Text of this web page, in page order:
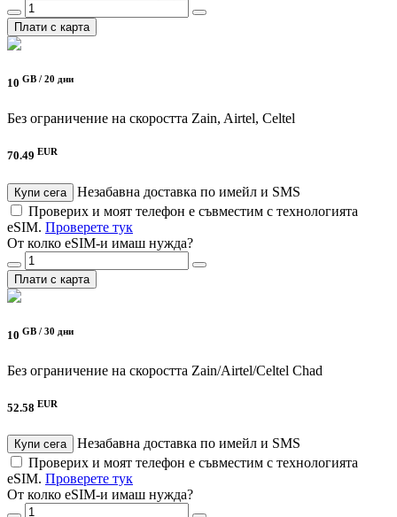
Плати с карта
10 GB / 20 дни
Без ограничение на скоростта Zain, Airtel, Celtel
70.49 EUR
Купи сега
Незабавна доставка по имейл и SMS
Проверих и моят телефон е съвместим с технологията
eSIM. Проверете тук
От колко eSIM-и имаш нужда?
Плати с карта
10 GB / 30 дни
Без ограничение на скоростта Zain/Airtel/Celtel Chad
52.58 EUR
Купи сега
Незабавна доставка по имейл и SMS
Проверих и моят телефон е съвместим с технологията
eSIM. Проверете тук
От колко eSIM-и имаш нужда?